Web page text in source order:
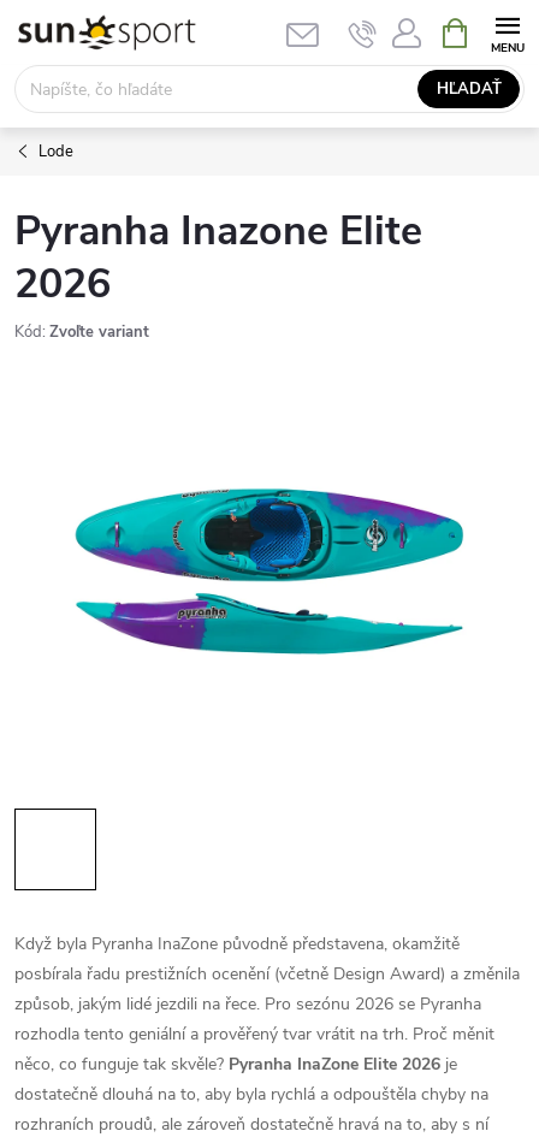
obsah
HĽADAŤ
KOŠÍK
Lode
Pyranha Inazone Elite
2026
Kód: Zvoľte variant
Když byla Pyranha InaZone původně představena, okamžitě
posbírala řadu prestižních ocenění (včetně Design Award) a změnila
způsob, jakým lidé jezdili na řece. Pro sezónu 2026 se Pyranha
rozhodla tento geniální a prověřený tvar vrátit na trh. Proč měnit
něco, co funguje tak skvěle? Pyranha InaZone Elite 2026 je
dostatečně dlouhá na to, aby byla rychlá a odpouštěla chyby na
rozhraních proudů, ale zároveň dostatečně hravá na to, aby s ní